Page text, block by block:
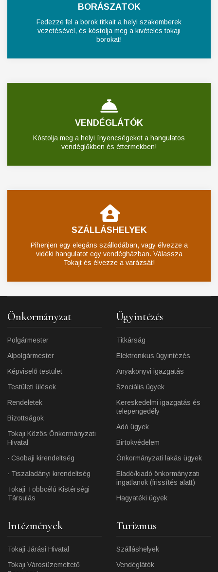
BORÁSZATOK
Fedezze fel a borok titkait a helyi szakemberek
vezetésével, és kóstolja meg a kivételes tokaji
borokat!
VENDÉGLÁTÓK
Kóstolja meg a helyi ínyencségeket a hangulatos
vendéglőkben és éttermekben!
SZÁLLÁSHELYEK
Pihenjen egy elegáns szállodában, vagy élvezze a
vidéki hangulatot egy vendégházban. Válassza
Tokajt és élvezze a varázsát!
Önkormányzat
Polgármester
Alpolgármester
Képviselő testület
Testületi ülések
Rendeletek
Bizottságok
Tokaji Közös Önkormányzati
Hivatal
Csobaji kirendeltség
Tiszaladányi kirendeltség
Tokaji Többcélú Kistérségi
Társulás
Ügyintézés
Titkárság
Elektronikus ügyintézés
Anyakönyvi igazgatás
Szociális ügyek
Kereskedelmi igazgatás és
telepengedély
Adó ügyek
Birtokvédelem
Önkormányzati lakás ügyek
Eladó/kiadó önkormányzati
ingatlanok (frissítés alatt)
Hagyatéki ügyek
Intézmények
Tokaji Járási Hivatal
Tokaji Városüzemeltető
Turizmus
Szálláshelyek
Vendéglátók